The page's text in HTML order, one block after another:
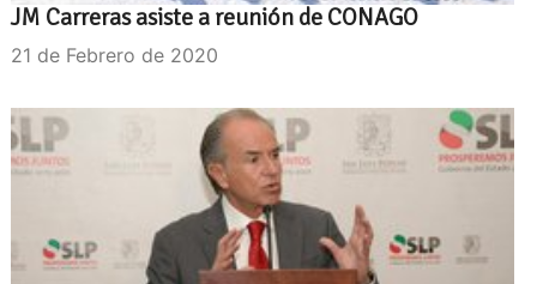
JM Carreras asiste a reunión de CONAGO
21 de Febrero de 2020